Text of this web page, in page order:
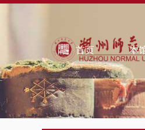
首页 本